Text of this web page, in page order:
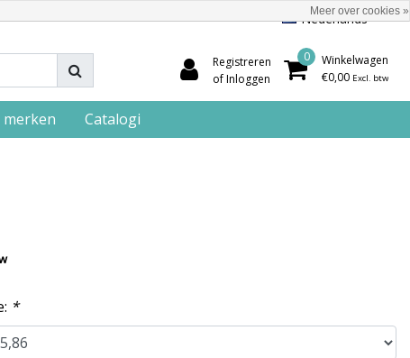
Nederlands
Registreren
of Inloggen
0
Winkelwagen
€0,00 Excl. btw
merken Catalogi
*
Meer over cookies »